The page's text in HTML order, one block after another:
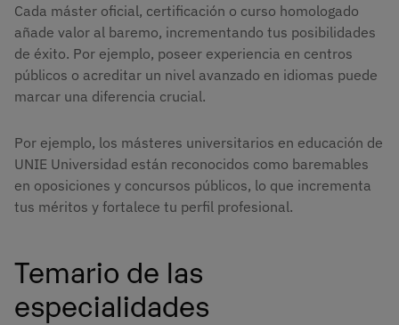
Cada máster oficial, certificación o curso homologado
añade valor al baremo, incrementando tus posibilidades
de éxito. Por ejemplo, poseer experiencia en centros
públicos o acreditar un nivel avanzado en idiomas puede
marcar una diferencia crucial.
Por ejemplo, los másteres universitarios en educación de
UNIE Universidad están reconocidos como baremables
en oposiciones y concursos públicos, lo que incrementa
tus méritos y fortalece tu perfil profesional.
Temario de las
especialidades